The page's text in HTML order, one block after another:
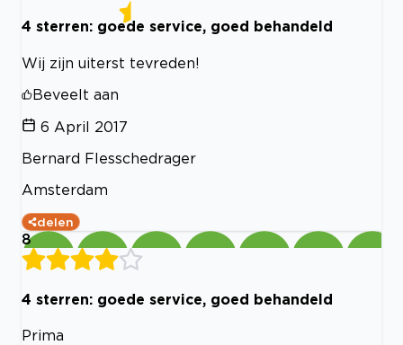
4 sterren: goede service, goed behandeld
Wij zijn uiterst tevreden!
Beveelt aan
6 April 2017
Bernard Flesschedrager
Amsterdam
delen
8
4 sterren: goede service, goed behandeld
Prima